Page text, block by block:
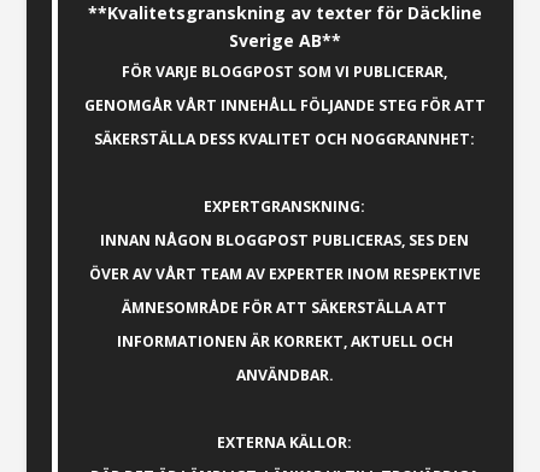
**Kvalitetsgranskning av texter för Däckline
Sverige AB**
FÖR VARJE BLOGGPOST SOM VI PUBLICERAR,
GENOMGÅR VÅRT INNEHÅLL FÖLJANDE STEG FÖR ATT
SÄKERSTÄLLA DESS KVALITET OCH NOGGRANNHET:
EXPERTGRANSKNING:
INNAN NÅGON BLOGGPOST PUBLICERAS, SES DEN
ÖVER AV VÅRT TEAM AV EXPERTER INOM RESPEKTIVE
ÄMNESOMRÅDE FÖR ATT SÄKERSTÄLLA ATT
INFORMATIONEN ÄR KORREKT, AKTUELL OCH
ANVÄNDBAR.
EXTERNA KÄLLOR: